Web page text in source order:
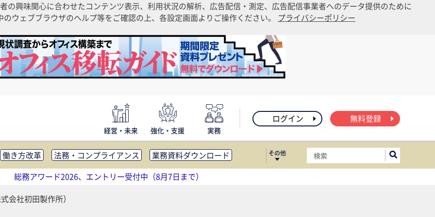
の興味関心に合わせたコンテンツ表示、利用状況の解析、広告配信・測定、広告配信事業者へのデータ提供のために
ウェブブラウザのヘルプ等をご確認の上、各設定画面よりご操作ください。 プライバシーポリシー
経営・未来 強化・支援 実務
ログイン 無料登録
働き方改革 法務・コンプライアンス
業務資料ダウンロード
広報
社外・社内コミュニケーション活性化
FM・オフィス移転
助金・コスト削減
アウトソーシング・BPO 調査・レポート
その他
総務アワード2026、エントリー受付中（8月7日まで）
社初田製作所）